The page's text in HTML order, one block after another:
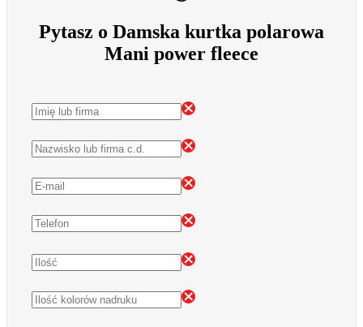
Pytasz o Damska kurtka polarowa
Mani power fleece